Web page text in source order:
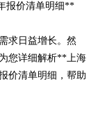
报价清单明细**
求日益增长。然
您详细解析**上海
价清单明细，帮助